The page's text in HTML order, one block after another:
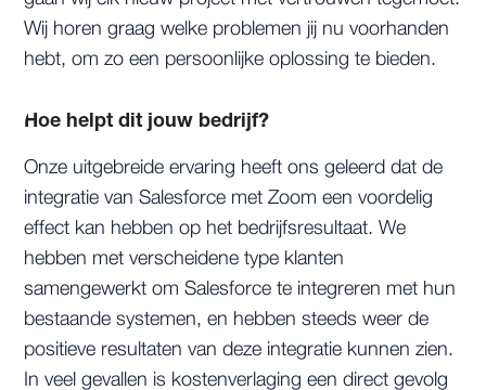
Wij horen graag welke problemen jij nu voorhanden
hebt, om zo een persoonlijke oplossing te bieden.
Hoe helpt dit jouw bedrijf?
Onze uitgebreide ervaring heeft ons geleerd dat de
integratie van Salesforce met Zoom een voordelig
effect kan hebben op het bedrijfsresultaat. We
hebben met verscheidene type klanten
samengewerkt om Salesforce te integreren met hun
bestaande systemen, en hebben steeds weer de
positieve resultaten van deze integratie kunnen zien.
In veel gevallen is kostenverlaging een direct gevolg